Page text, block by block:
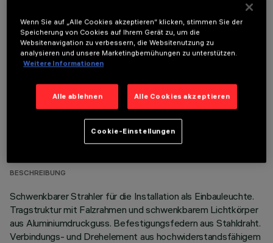
OPTIONALE KOMPONENTEN
TECHNISCHE DATEN
LETZTES UPDATE: 06.08.2026
BESCHREIBUNG
Schwenkbarer Strahler für die Installation als Einbauleuchte.
Tragstruktur mit Falzrahmen und schwenkbarem Lichtkörper
aus Aluminiumdruckguss. Befestigungsfedern aus Stahldraht.
Verbindungs- und Drehelement aus hochwiderstandsfähigem
Wenn Sie auf „Alle Cookies akzeptieren“ klicken, stimmen Sie der
Speicherung von Cookies auf Ihrem Gerät zu, um die
Websitenavigation zu verbessern, die Websitenutzung zu
analysieren und unsere Marketingbemühungen zu unterstützen.
Weitere Informationen
Alle ablehnen Alle Cookies akzeptieren
Cookie-Einstellungen